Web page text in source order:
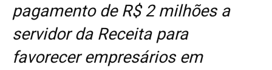
pagamento de R$ 2 milhões a
servidor da Receita para
favorecer empresários em